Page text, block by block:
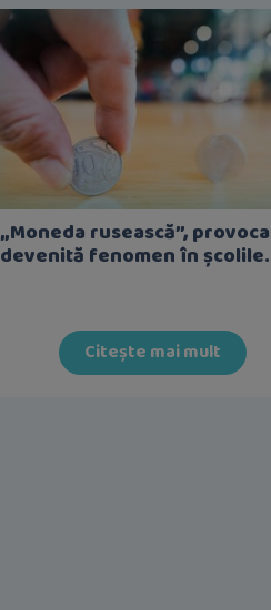
„Moneda rusească”,
devenită fenomen în
Citește mai mult